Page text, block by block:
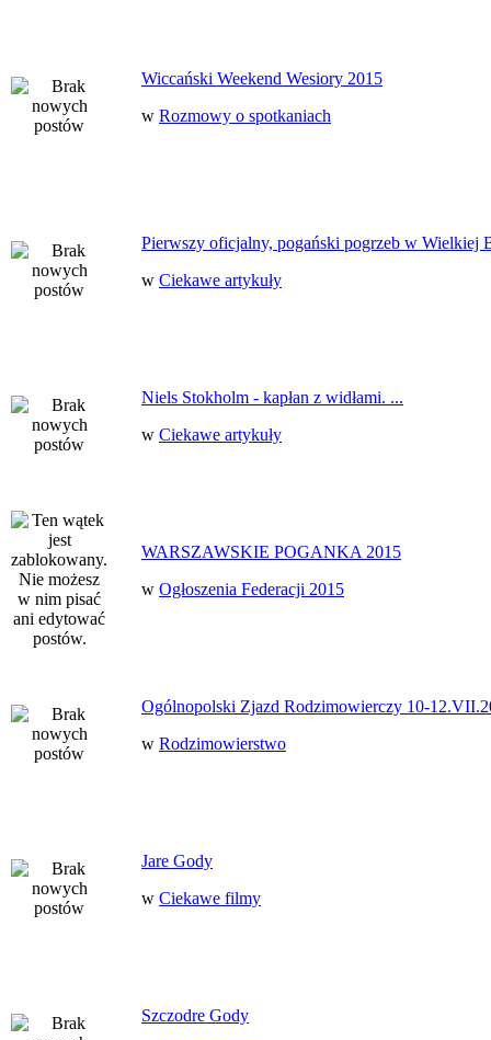
Wiccański Weekend Wesiory 2015
w Rozmowy o spotkaniach
Pierwszy oficjalny, pogański pogrzeb w Wielkiej
w Ciekawe artykuły
Niels Stokholm - kapłan z widłami. ...
w Ciekawe artykuły
WARSZAWSKIE POGANKA 2015
w Ogłoszenia Federacji 2015
Ogólnopolski Zjazd Rodzimowierczy 10-
w Rodzimowierstwo
Jare Gody
w Ciekawe filmy
Szczodre Gody